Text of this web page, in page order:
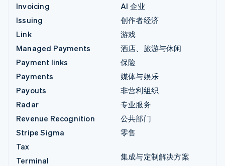
Invoicing
Issuing
Link
Managed Payments
Payment links
Payments
Payouts
Radar
Revenue Recognition
Stripe Sigma
Tax
Terminal
AI 企业
创作者经济
游戏
酒店、旅游与休闲
保险
媒体与娱乐
非营利组织
专业服务
公共部门
零售
集成与定制解决方案